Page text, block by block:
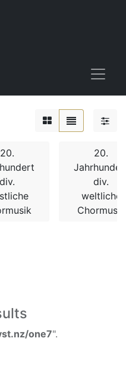
20.
div.
20.
div.
weltliche
Chormusik
one7".